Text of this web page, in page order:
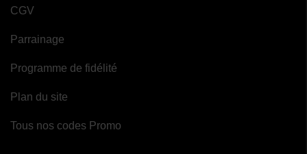
CGV
Parrainage
Programme de fidélité
Plan du site
Tous nos codes Promo